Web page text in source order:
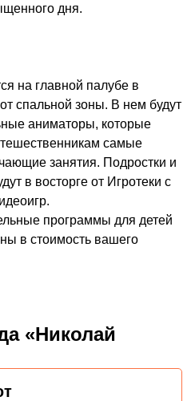
дня.
на главной палубе в
спальной зоны. В нем будут
аниматоры, которые
самые
занятия. Подростки и
в восторге от Игротеки с
программы для детей
в стоимость вашего
«Николай